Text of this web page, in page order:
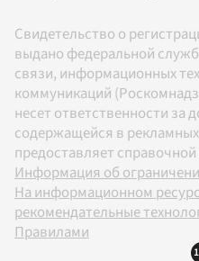
Свидетельство о
выдано федеральной
связи, информационных
коммуникаций
несет ответственности за
содержащейся в
предоставляет
Информация об
На информационном
рекомендательные
Правилами